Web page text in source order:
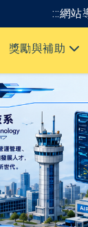
:::網站
獎勵與補助